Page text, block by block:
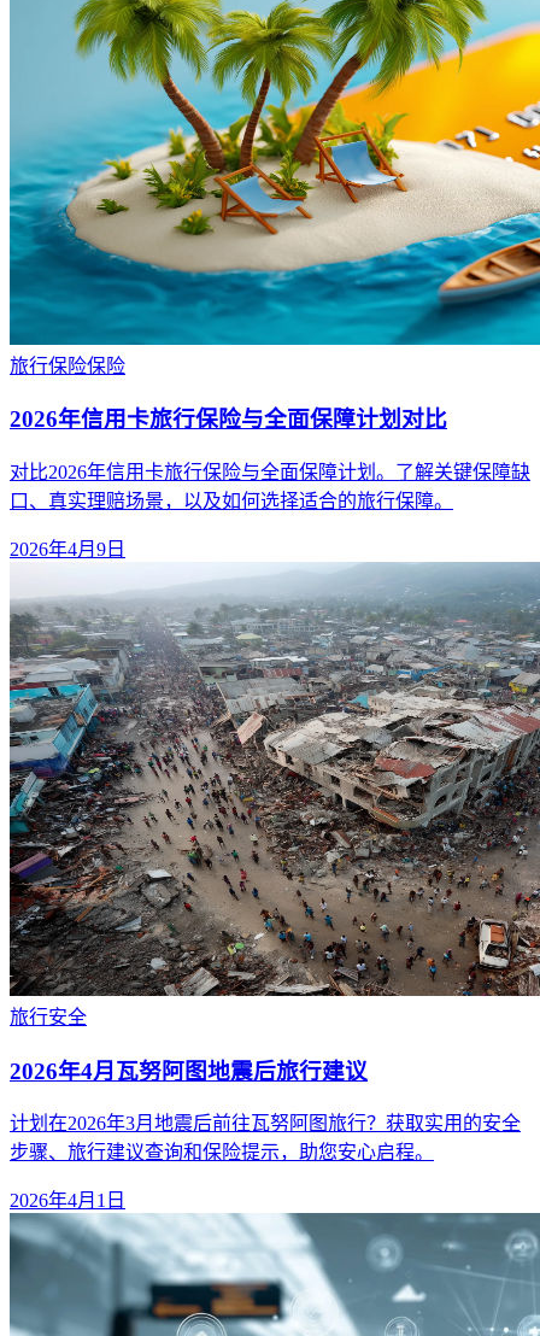
旅行保险保险
2026年信用卡旅行保险与全面保障计划对比
对比2026年信用卡旅行保险与全面保障计划。了解关键保障缺
口、真实理赔场景，以及如何选择适合的旅行保障。
2026年4月9日
旅行安全
2026年4月瓦努阿图地震后旅行建议
计划在2026年3月地震后前往瓦努阿图旅行？获取实用的安全
步骤、旅行建议查询和保险提示，助您安心启程。
2026年4月1日